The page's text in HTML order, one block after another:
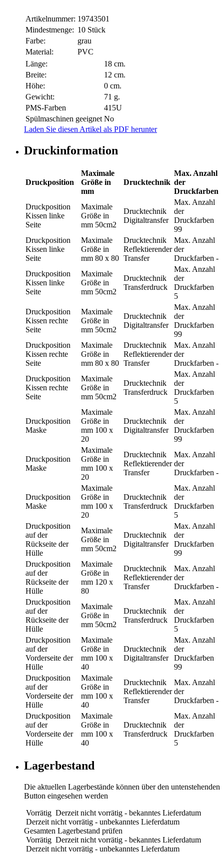
Artikelnummer: 19743501
Mindestmenge: 10 Stück
Farbe:
grau
Material:
PVC
Länge:
18 cm.
Breite:
12 cm.
Höhe:
0 cm.
Gewicht:
71 g.
PMS-Farben
415U
Spülmaschinen geeignet No
Laden Sie diesen Artikel als PDF herunter
Druckinformation
Druckposition
Maximale
Größe in
mm
Drucktechnik
Max. Anzahl
der
Druckfarben
Druckposition
Kissen linke
Seite
Maximale
Größe in
mm 50cm2
Drucktechnik
Digitaltransfer
Max. Anzahl
der
Druckfarben
99
Druckposition
Kissen linke
Seite
Maximale
Größe in
mm 80 x 80
Drucktechnik
Reflektierender
Transfer
Max. Anzahl
der
Druckfarben -
Druckposition
Kissen linke
Seite
Maximale
Größe in
mm 50cm2
Drucktechnik
Transferdruck
Max. Anzahl
der
Druckfarben
5
Druckposition
Kissen rechte
Seite
Maximale
Größe in
mm 50cm2
Drucktechnik
Digitaltransfer
Max. Anzahl
der
Druckfarben
99
Druckposition
Kissen rechte
Seite
Maximale
Größe in
mm 80 x 80
Drucktechnik
Reflektierender
Transfer
Max. Anzahl
der
Druckfarben -
Druckposition
Kissen rechte
Seite
Maximale
Größe in
mm 50cm2
Drucktechnik
Transferdruck
Max. Anzahl
der
Druckfarben
5
Druckposition
Maske
Maximale
Größe in
mm 100 x
20
Drucktechnik
Digitaltransfer
Max. Anzahl
der
Druckfarben
99
Druckposition
Maske
Maximale
Größe in
mm 100 x
20
Drucktechnik
Reflektierender
Transfer
Max. Anzahl
der
Druckfarben -
Druckposition
Maske
Maximale
Größe in
mm 100 x
20
Drucktechnik
Transferdruck
Max. Anzahl
der
Druckfarben
5
Druckposition
auf der
Rückseite der
Hülle
Maximale
Größe in
mm 50cm2
Drucktechnik
Digitaltransfer
Max. Anzahl
der
Druckfarben
99
Druckposition
auf der
Rückseite der
Hülle
Maximale
Größe in
mm 120 x
80
Drucktechnik
Reflektierender
Transfer
Max. Anzahl
der
Druckfarben -
Druckposition
auf der
Rückseite der
Hülle
Maximale
Größe in
mm 50cm2
Drucktechnik
Transferdruck
Max. Anzahl
der
Druckfarben
5
Druckposition
auf der
Vorderseite der
Hülle
Maximale
Größe in
mm 100 x
40
Drucktechnik
Digitaltransfer
Max. Anzahl
der
Druckfarben
99
Druckposition
auf der
Vorderseite der
Hülle
Maximale
Größe in
mm 100 x
40
Drucktechnik
Reflektierender
Transfer
Max. Anzahl
der
Druckfarben -
Druckposition
auf der
Vorderseite der
Hülle
Maximale
Größe in
mm 100 x
40
Drucktechnik
Transferdruck
Max. Anzahl
der
Druckfarben
5
Lagerbestand
Die aktuellen Lagerbestände können über den untenstehenden
Button eingesehen werden
Vorrätig Derzeit nicht vorrätig - bekanntes Lieferdatum
Derzeit nicht vorrätig - unbekanntes Lieferdatum
Gesamten Lagerbestand prüfen
Vorrätig Derzeit nicht vorrätig - bekanntes Lieferdatum
Derzeit nicht vorrätig - unbekanntes Lieferdatum